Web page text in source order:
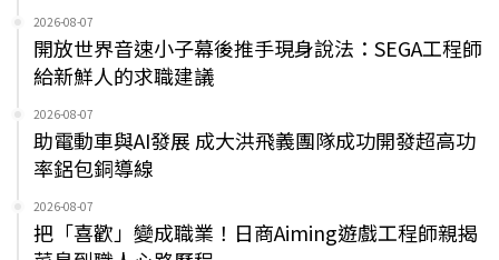
2026-08-07
開放世界音速小子幕後推手現身說法：SEGA工程師
給新鮮人的求職建議
2026-08-07
助電動車與AI發展 成大洪飛義團隊成功開發超高功
率鋁包銅導線
2026-08-07
把「喜歡」變成職業！日商Aiming遊戲工程師親揭